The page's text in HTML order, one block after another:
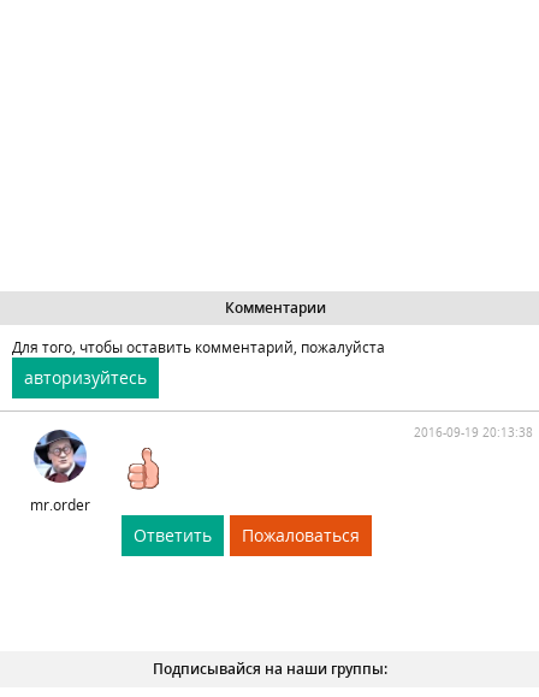
Комментарии
Для того, чтобы оставить комментарий, пожалуйста
авторизуйтесь
mr.order
2016-09-19 20:13:38
Ответить Пожаловаться
Подписывайся на наши группы: